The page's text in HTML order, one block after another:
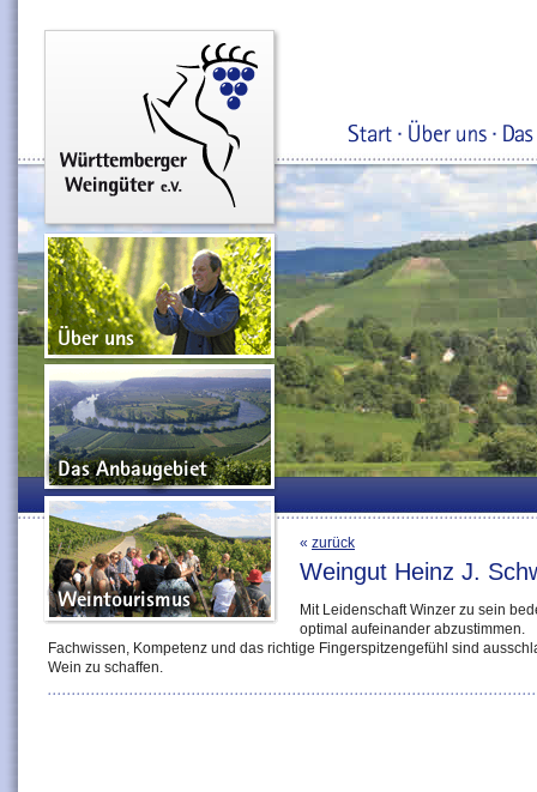
« zurück
Weingut Heinz J.
Mit Leidenschaft Winzer zu sein
optimal aufeinander abzustimmen.
Fachwissen, Kompetenz und das richtige Fingerspitzengefühl sind
Wein zu schaffen.